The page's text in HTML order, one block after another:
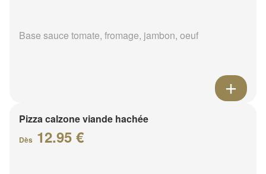
Base sauce tomate, fromage, jambon, oeuf
Pizza calzone viande hachée
Dès 12.95 €